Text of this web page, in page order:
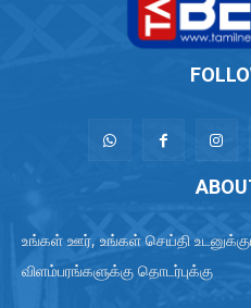
உங்கள் ஊர், உங்கள் செய்தி
விளம்பரங்களுக்கு தொடர்புக்கு